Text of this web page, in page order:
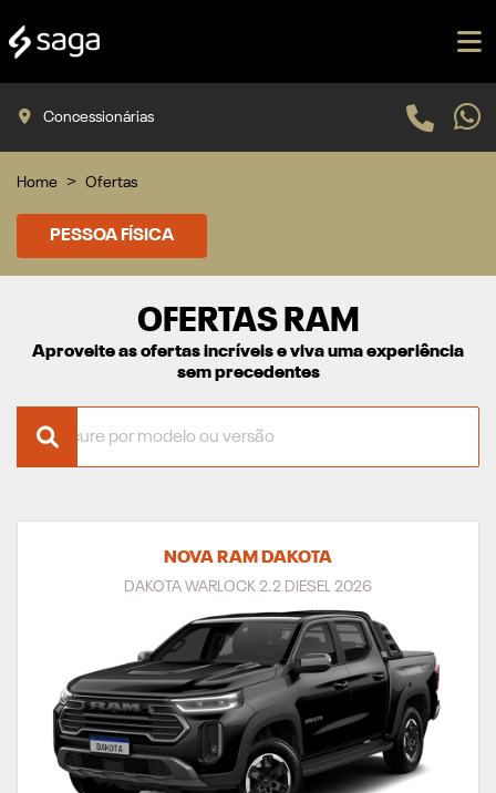
Concessionárias
Home Ofertas
PESSOA FÍSICA
OFERTAS RAM
Aproveite as ofertas incríveis e viva uma experiência
sem precedentes
NOVA RAM DAKOTA
DAKOTA WARLOCK 2.2 DIESEL 2026